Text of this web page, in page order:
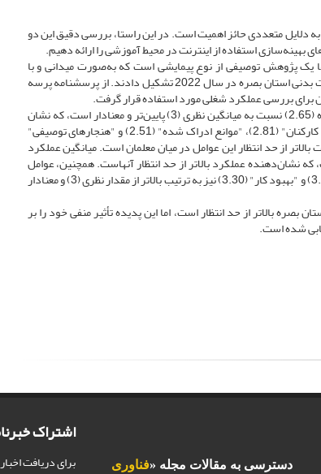
دلایل متعددی حائز اهمیت است. در این راستا، بررسی دقیق این دو
بهینه‌سازی استفاده از اینترنت در محیط آموزشی را ارائه دهیم.
پژوهش توصیفی از نوع پیمایشی است که به‌صورت میدانی و با
استفاده از پرسشنامه انجام شده است. جامعه آماری پژوهش حاضر را کلیه معلمان تربیت بدنی استان بصره در سال 2022 تشکیل دادند. از پرسشنامه پرسه
برای بررسی عملکرد شغلی مورد استفاده قرار گرفت.
نتایج نشان داد که میانگین پرسه‌زنی اینترنتی معلمان تربیت بدنی استان بصره (2.65) نسبت به میانگین نظری (3) پایین‌تر و معنادار است، که نشان
می‌دهد پرسه‌زنی اینترنتی این معلمان بالاتر از حد انتظار است. همچنین، عوامل "نگرش کارکنان" (2.81)، "موانع ادراک شده" (2.51) و "هنجارهای توصیفی"
که نشان‌دهنده وضعیت بالاتر از حد انتظار این عوامل در میان معلمان است. میانگین عملکرد
بصره (3.51) بالاتر از میانگین نظری (3) و معنادار است، که نشان‌دهنده عملکرد بالاتر از حد انتظار آنهاست. همچنین، عوامل
"نظم و انضباط در کار" (3.85)، "احساس مسئولیت در کار" (3.61)، "همکاری در کار" (3.55) و "بهبود کار" (3.30) نیز به ترتیب بالاتر از مقدار نظری (3) و معنادار
بالاتر از حد انتظار است، اما این پدیده تأثیر منفی خود را بر
شده است.
دسترسی به مقالات مجله «فناوری
اشتراک
برای دریافت